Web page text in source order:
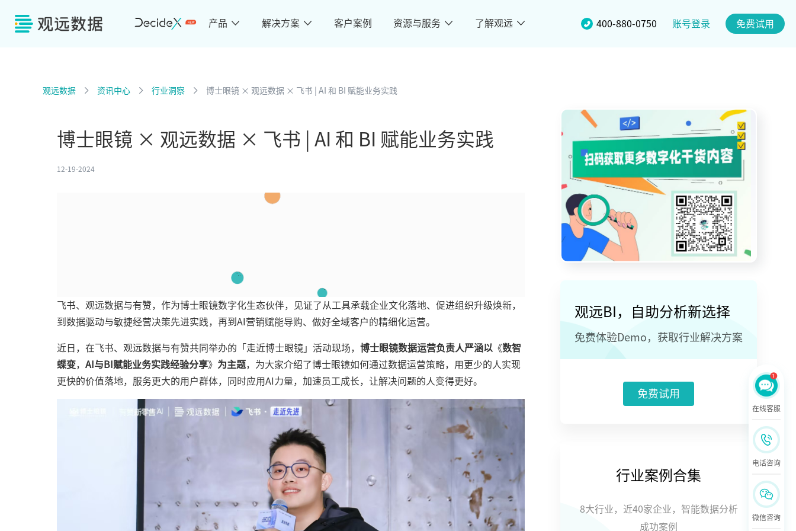
产品 解决方案 客户案例 资源与服务 了解观远 400-880-0750 账号登录 免费试用
观远数据 资讯中心 行业洞察 博士眼镜 × 观远数据 × 飞书 | AI 和 BI 赋能业务实践
博士眼镜 × 观远数据 × 飞书 | AI 和 BI 赋能业务实践
12-19-2024
飞书、观远数据与有赞，作为博士眼镜数字化生态伙伴，见证了从工具承载企业文化落地、促进组织升级焕新，
到数据驱动与敏捷经营决策先进实践，再到AI营销赋能导购、做好全域客户的精细化运营。
近日，在飞书、观远数据与有赞共同举办的「走近博士眼镜」活动现场， 博士眼镜数据运营负责人严涵以 《数智
蝶变， AI与BI赋能业务实践经验分享》 为主题，为大家介绍了博士眼镜如何通过数据运营策略，用更少的人实现
更快的价值落地，服务更大的用户群体，同时应用AI力量，加速员工成长，让解决问题的人变得更好。
观远BI，自助分析新选择
免费体验Demo，获取行业解决方案
免费试用
行业案例合集
8大行业，近40家企业，智能数据分析
成功案例
在线客服
电话咨询
微信咨询